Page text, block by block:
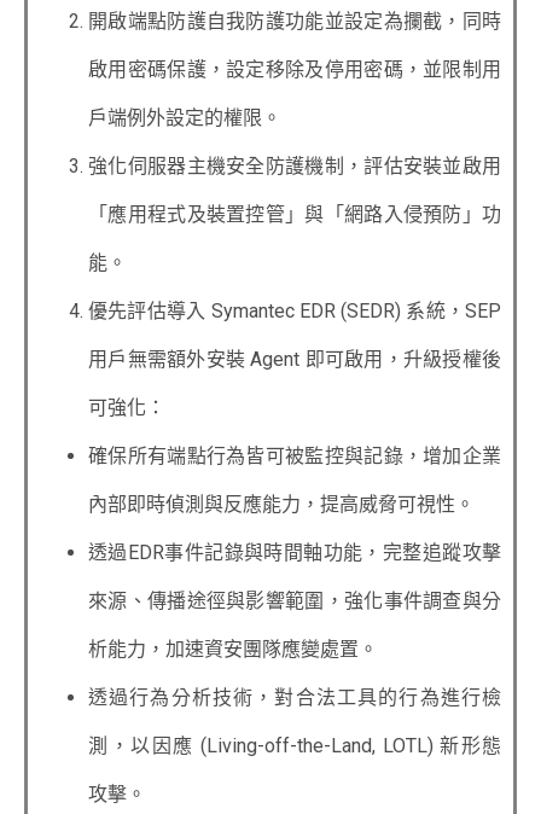
開啟端點防護自我防護功能並設定為攔截，同時
啟用密碼保護，設定移除及停用密碼，並限制用
戶端例外設定的權限。
強化伺服器主機安全防護機制，評估安裝並啟用
「應用程式及裝置控管」與「網路入侵預防」功
能。
優先評估導入 Symantec EDR (SEDR) 系統，SEP
用戶無需額外安裝 Agent 即可啟用，升級授權後
可強化：
確保所有端點行為皆可被監控與記錄，增加企業
內部即時偵測與反應能力，提高威脅可視性。
透過EDR事件記錄與時間軸功能，完整追蹤攻擊
來源、傳播途徑與影響範圍，強化事件調查與分
析能力，加速資安團隊應變處置。
透過行為分析技術，對合法工具的行為進行檢
測，以因應 (Living-off-the-Land, LOTL) 新形態
攻擊。